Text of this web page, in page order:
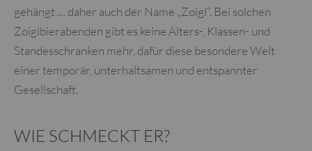
gehängt … daher auch der Name „Zoigl“. Bei solchen
Zoiglbierabenden gibt es keine Alters-, Klassen- und
Standesschranken mehr, dafür diese besondere Welt
einer temporär, unterhaltsamen und entspannter
Gesellschaft.
WIE SCHMECKT ER?